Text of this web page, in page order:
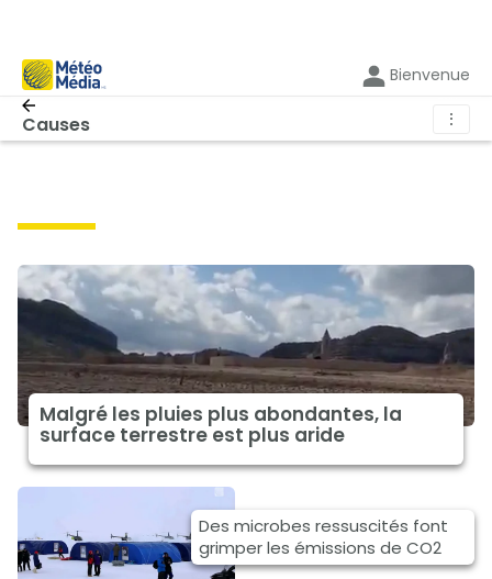
Bienvenue
Causes ⋮
Malgré les pluies plus abondantes, la
surface terrestre est plus aride
Des microbes ressuscités font
grimper les émissions de CO2